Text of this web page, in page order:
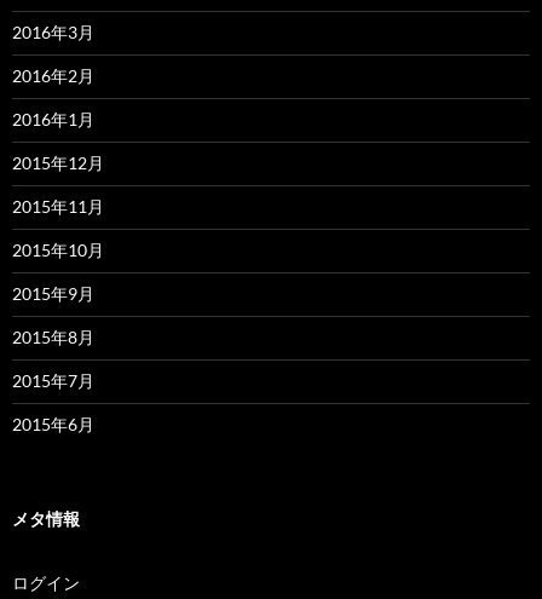
2016年3月
2016年2月
2016年1月
2015年12月
2015年11月
2015年10月
2015年9月
2015年8月
2015年7月
2015年6月
メタ情報
ログイン